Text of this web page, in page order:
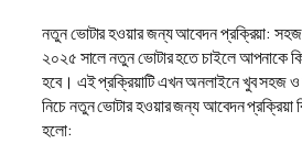
নতুন ভোটার হওয়ার জন্য আবেদন প্রক্রিয়া:
২০২৫ সালে নতুন ভোটার হতে চাইলে আপনাকে
হবে। এই প্রক্রিয়াটি এখন অনলাইনে খুব সহজ
নিচে নতুন ভোটার হওয়ার জন্য আবেদন প্রক্রিয়া
হলো: